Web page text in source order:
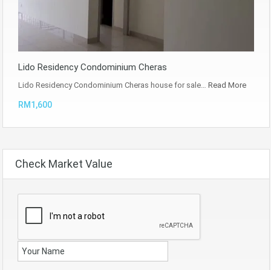
Lido Residency Condominium Cheras
Lido Residency Condominium Cheras house for sale… Read More
RM1,600
Check Market Value